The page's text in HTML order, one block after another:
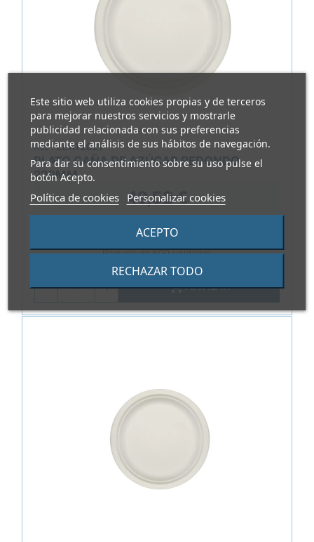
Este sitio web utiliza cookies propias y de terceros
para mejorar nuestros servicios y mostrarle
publicidad relacionada con sus preferencias
mediante el análisis de sus hábitos de navegación.
Para dar su consentimiento sobre su uso pulse el
botón Acepto.
Política de cookies Personalizar cookies
RECHAZAR TODO
ACEPTO
REF.ELAT2021
PLATO CAÑA DE AZÚCAR REDONDO
220MM
49,52 €
0,099 €/Unidad
Paquete de 500 unidades
AÑADIR